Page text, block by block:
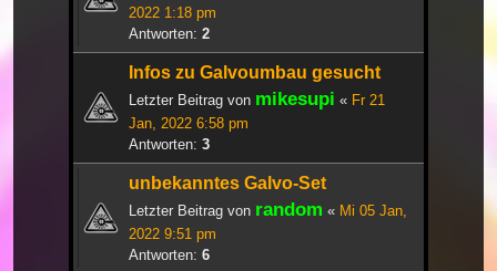
2022 1:18 pm
Antworten: 2
Infos zu Galvoumbau gesucht
Letzter Beitrag von mikesupi « Fr 21
Jan, 2022 6:58 pm
Antworten: 3
unbekanntes Galvo-Set
Letzter Beitrag von random « Mi 05 Jan,
2022 9:51 pm
Antworten: 6